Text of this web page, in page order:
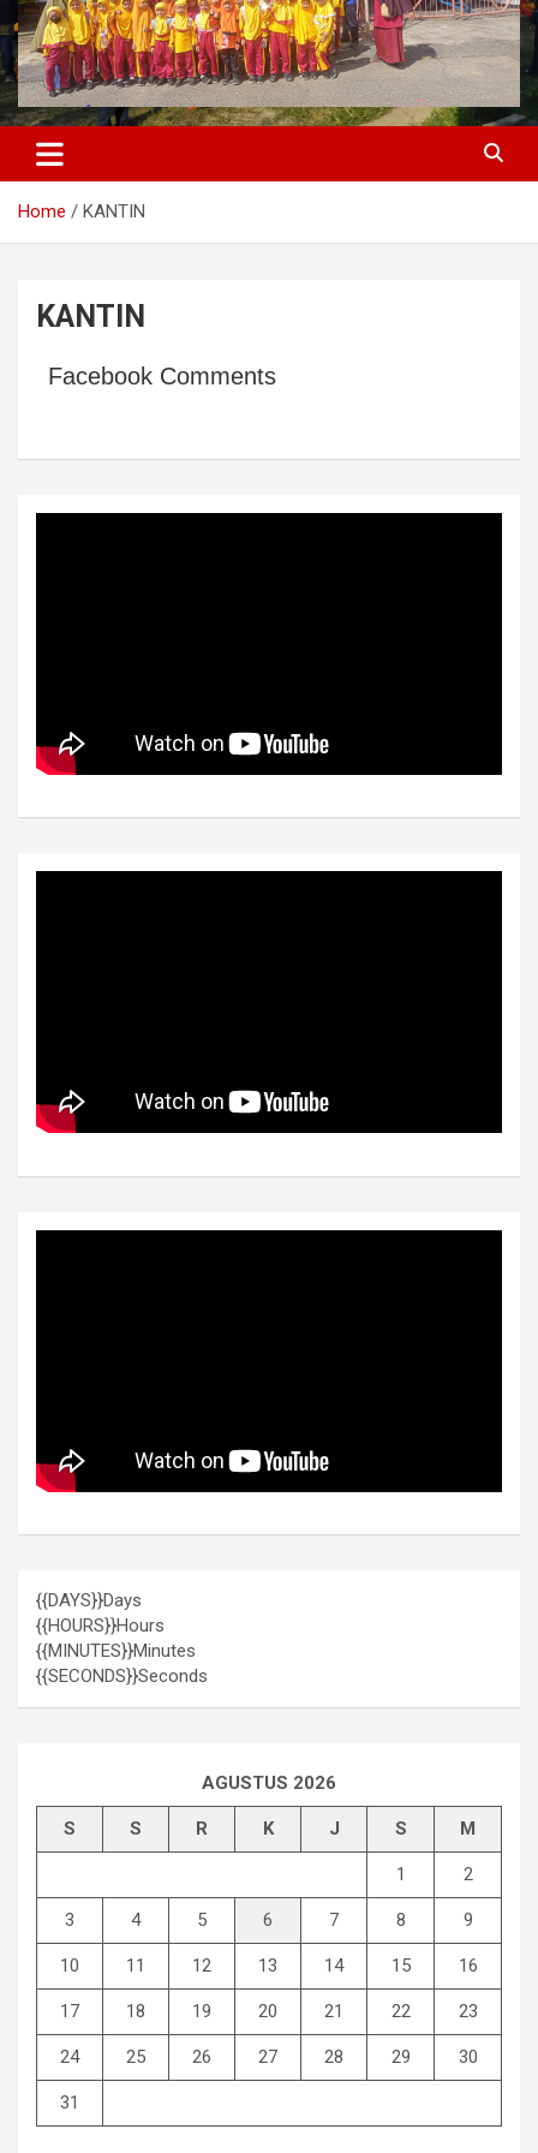
Home KANTIN
KANTIN
Facebook Comments
{{DAYS}}Days
{{HOURS}}Hours
{{MINUTES}}Minutes
{{SECONDS}}Seconds
AGUSTUS 2026
S S R K J S M
1 2
3 4 5 6 7 8 9
10 11 12 13 14 15 16
17 18 19 20 21 22 23
24 25 26 27 28 29 30
31